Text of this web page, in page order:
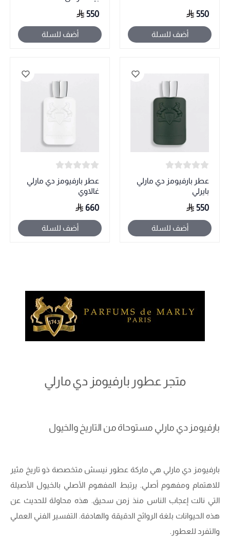
550
أضف للسلة
550
أضف للسلة
عطر بارفيومز دي مارلي
بايرلي
550
أضف للسلة
عطر بارفيومز دي مارلي
غالاوي
660
أضف للسلة
متجر عطور بارفيومز دي مارلي
بارفيومز دي مارلي مستوحاة من التاريخ والخيول
بارفيومز دي مارلي هي ماركة عطور نيسش متخصصة ذو تاريخ مثير
للاهتمام ومفهوم أصلي. يرتبط المفهوم الأصلي بالخيول الأصيلة
التي نالت إعجاب الناس منذ زمن سحيق. هذه محاولة للحديث عن
هذه الحيوانات بلغة الروائح الدقيقة والهادفة. التفسير الفني العملي
والتفرد للعطور.